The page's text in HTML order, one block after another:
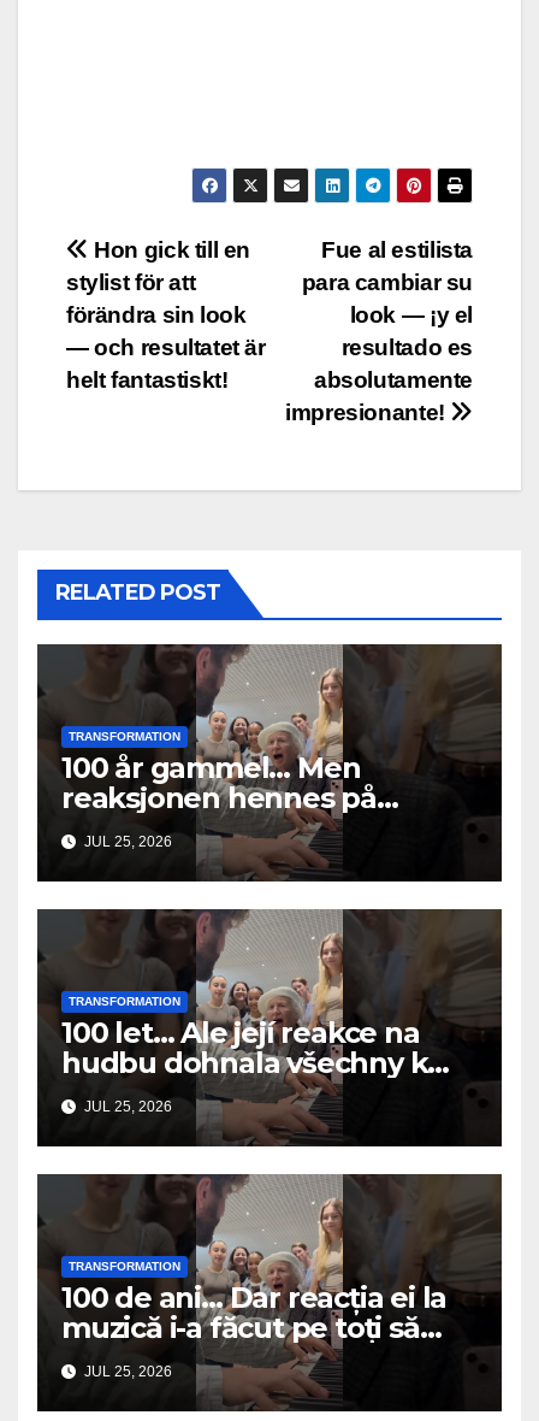
Post
navigation
Fue al estilista
para cambiar su
look — ¡y el
resultado es
absolutamente
impresionante!
Hon gick till en
stylist för att
förändra sin look
— och resultatet är
helt fantastiskt!
RELATED POST
TRANSFORMATION
100 år gammel… Men
reaksjonen hennes på
musikken fikk alle til å gråte
JUL 25, 2026
TRANSFORMATION
100 let… Ale její reakce na
hudbu dohnala všechny k
slzám
JUL 25, 2026
TRANSFORMATION
100 de ani… Dar reacția ei la
muzică i-a făcut pe toți să
plângă
JUL 25, 2026